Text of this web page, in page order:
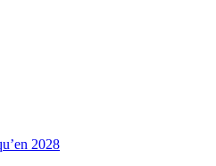
2028